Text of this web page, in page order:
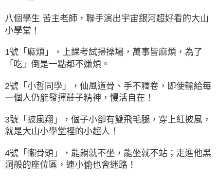
八個學生 苦主老師，聯手演出宇宙銀河超好看的大山
小學堂！
1號「麻煩」，上課考試掃操場，萬事皆麻煩，為了
「吃」倒是一點都不嫌煩。
2號「小哲同學」，仙風道骨、手不釋卷，即使輸給每
一個人仍能發揮莊子精神，慢活自在！
3號「披風翔」，個子小卻有雙飛毛腿，穿上紅披風，
就是大山小學堂裡的小超人！
4號「懶骨頭」，能躺就不坐，能坐就不站；走進他黑
洞般的座位區，連小偷也會迷路！